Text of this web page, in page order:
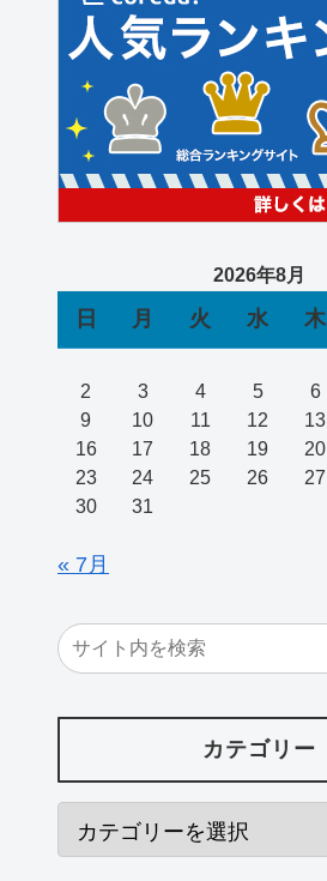
2026年8月
日 月 火 水 木
2
3 4 5 6
9
10 11 12 13
16
17 18 19 20
23
24 25 26 27
30
31
« 7月
カテゴリー